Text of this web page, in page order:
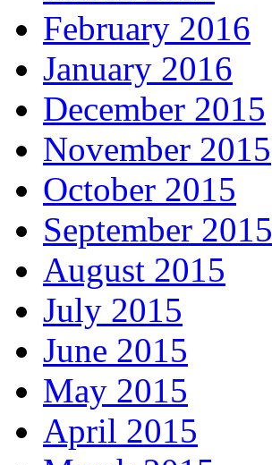
February 2016
January 2016
December 2015
November 2015
October 2015
September 2015
August 2015
July 2015
June 2015
May 2015
April 2015